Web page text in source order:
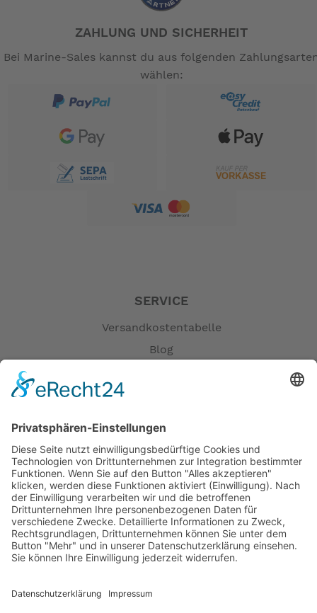
ZAHLUNG UND SICHERHEIT
Bei Marine-Sales kannst du aus folgenden
wählen:
SERVICE
Versandkostentabelle
Blog
Öffnungszeiten
Versandpartner
Verfügbarkeiten
Zahlung und Versand
Datenschutz
Fernabsatz
Widerrufsrecht bei Reparatur